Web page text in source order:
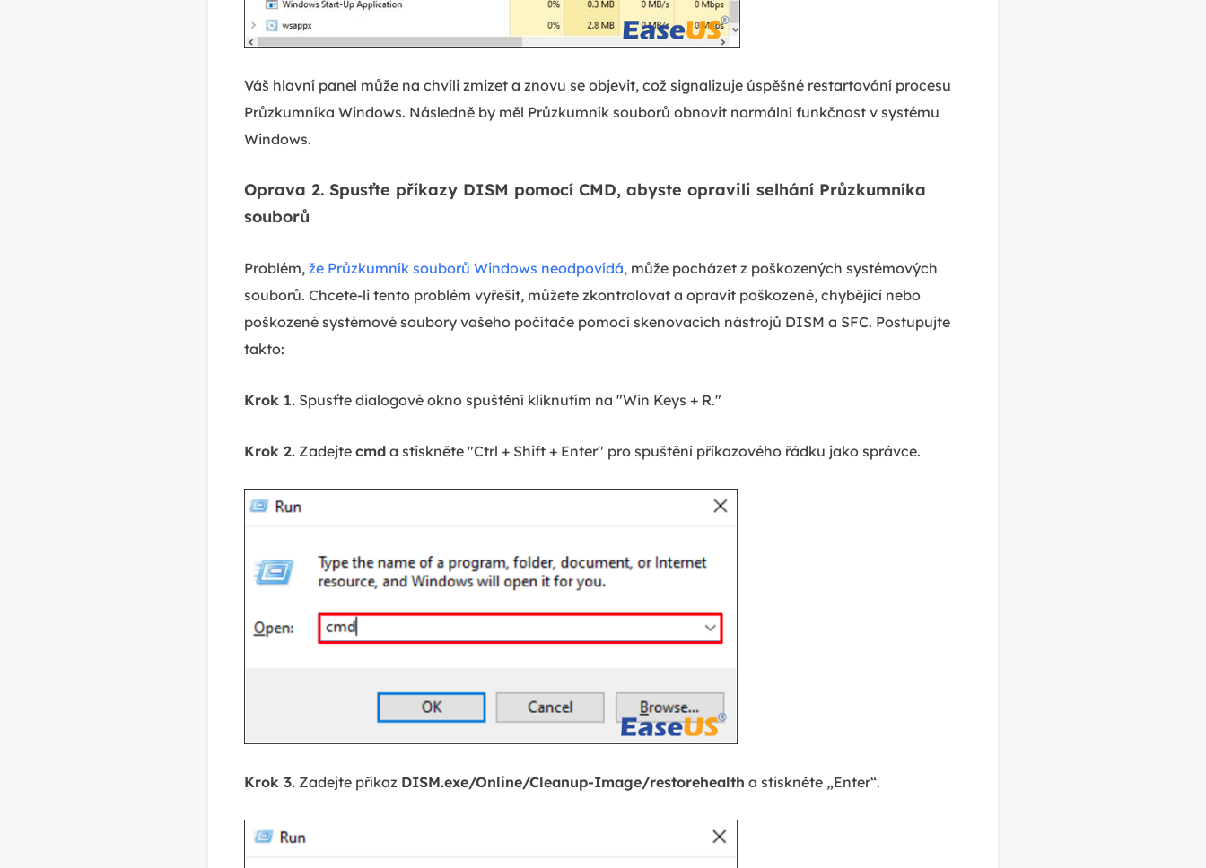
Váš hlavní panel může na chvíli zmizet a znovu se objevit, což signalizuje úspěšné restartování procesu
Průzkumníka Windows. Následně by měl Průzkumník souborů obnovit normální funkčnost v systému
Windows.
Oprava 2. Spusťte příkazy DISM pomocí CMD, abyste opravili selhání Průzkumníka
souborů
Problém, že Průzkumník souborů Windows neodpovídá, může pocházet z poškozených systémových
souborů. Chcete-li tento problém vyřešit, můžete zkontrolovat a opravit poškozené, chybějící nebo
poškozené systémové soubory vašeho počítače pomocí skenovacích nástrojů DISM a SFC. Postupujte
takto:
Krok 1. Spusťte dialogové okno spuštění kliknutím na "Win Keys + R."
Krok 2. Zadejte cmd a stiskněte "Ctrl + Shift + Enter" pro spuštění příkazového řádku jako správce.
Krok 3. Zadejte příkaz DISM.exe/Online/Cleanup-Image/restorehealth a stiskněte „Enter“.